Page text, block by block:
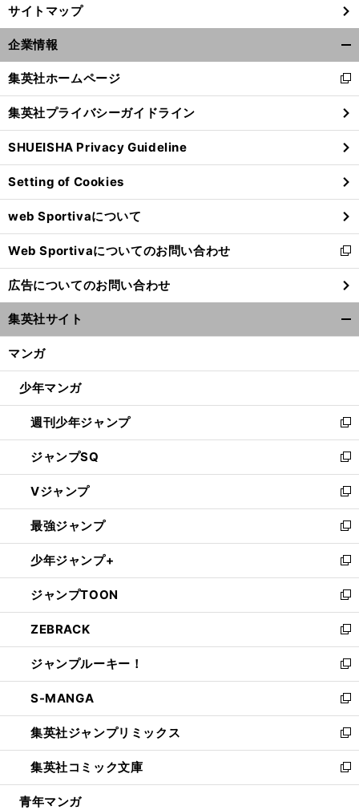
サイトマップ
企業情報
閉
る
集英社ホームページ
新
し
い
ウ
ィ
ン
ド
ウ
で
開
く
集英社プライバシーガイドライン
SHUEISHA Privacy Guideline
Setting of Cookies
web Sportivaについて
Web Sportivaについてのお問い合わせ
新
し
い
ウ
ィ
ン
ウ
開
く
広告についてのお問い合わせ
集英社サイト
マンガ
少年マンガ
週刊少年ジャンプ
新
し
い
ウ
ィ
ン
ド
ウ
で
開
く
ジャンプSQ
新
し
い
ウ
ィ
ン
ド
ウ
で
開
く
Vジャンプ
新
し
い
ウ
ィ
ン
ド
ウ
で
開
く
最強ジャンプ
新
し
い
ウ
ィ
ン
ド
ウ
で
開
く
少年ジャンプ+
新
し
い
ウ
ィ
ン
ド
ウ
で
開
く
ジャンプTOON
新
し
い
ウ
ィ
ン
ド
ウ
で
開
く
ZEBRACK
新
し
い
ウ
ィ
ン
ド
ウ
で
開
ジャンプルーキー！
新
し
い
ウ
ィ
ン
ド
ウ
S-MANGA
新
し
い
ウ
ィ
ン
集英社ジャンプリミックス
新
し
い
ウ
集英社コミック文庫
新
し
青年マンガ